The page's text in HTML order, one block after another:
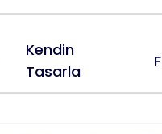
Kendin
Tasarla